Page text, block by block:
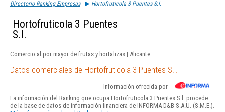
Directorio Ranking Empresas Hortofruticola 3 Puentes S.l.
Hortofruticola 3 Puentes
S.l.
Comercio al por mayor de frutas y hortalizas | Alicante
Datos comerciales de Hortofruticola 3 Puentes S.l.
Información ofrecida por
La información del Ranking que ocupa Hortofruticola 3 Puentes S.l. procede
de la base de datos de información financiera de INFORMA D&B S.A.U. (S.M.E.).